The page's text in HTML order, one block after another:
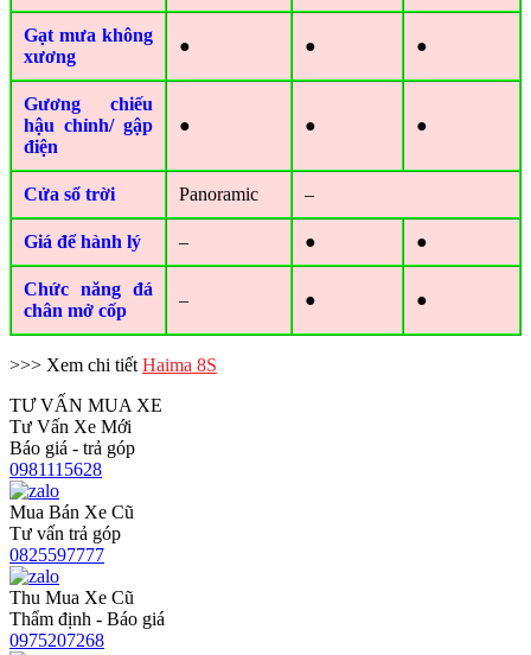
Gạt mưa không
xương
● ● ●
Gương chiếu
hậu chỉnh/ gập
điện
● ● ●
Cửa sổ trời Panoramic –
Giá để hành lý – ● ●
Chức năng đá
chân mở cốp
– ● ●
>>> Xem chi tiết Haima 8S
TƯ VẤN MUA XE
Tư Vấn Xe Mới
Báo giá - trả góp
0981115628
Mua Bán Xe Cũ
Tư vấn trả góp
0825597777
Thu Mua Xe Cũ
Thẩm định - Báo giá
0975207268